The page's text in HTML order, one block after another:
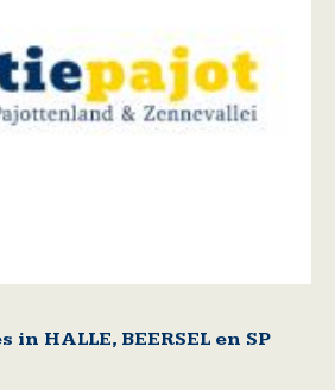
HALLE, BEERSEL en SP